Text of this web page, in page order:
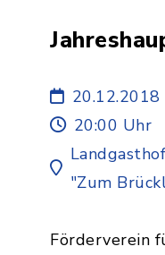
20.12.2018
20:00 Uhr
Landgasthof
"Zum
Förderverein